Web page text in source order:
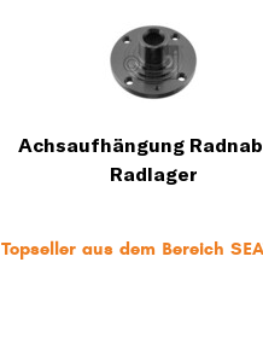
Achsaufhängung
Radlager
Topseller aus dem Bereich